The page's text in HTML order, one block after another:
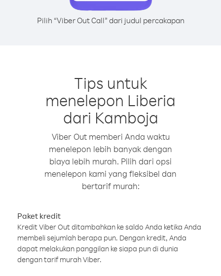
Pilih “Viber Out Call” dari judul percakapan
Tips untuk
menelepon Liberia
dari Kamboja
Viber Out memberi Anda waktu
menelepon lebih banyak dengan
biaya lebih murah. Pilih dari opsi
menelepon kami yang fleksibel dan
bertarif murah:
Paket kredit
Kredit Viber Out ditambahkan ke saldo Anda ketika Anda
membeli sejumlah berapa pun. Dengan kredit, Anda
dapat melakukan panggilan ke siapa pun di dunia
dengan tarif murah Viber.